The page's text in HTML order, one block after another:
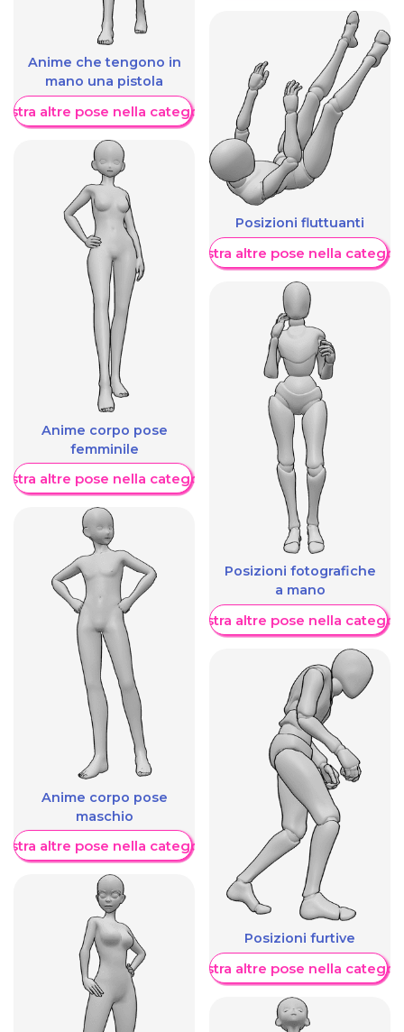
Anime che tengono in
mano una pistola
altre pose nella categoria
Anime corpo pose
femminile
altre pose nella categoria
Anime corpo pose
maschio
altre pose nella categoria
Posizioni fluttuanti
Mostra altre pose nella
Posizioni fotografiche
a mano
Mostra altre pose nella
Posizioni furtive
Mostra altre pose nella